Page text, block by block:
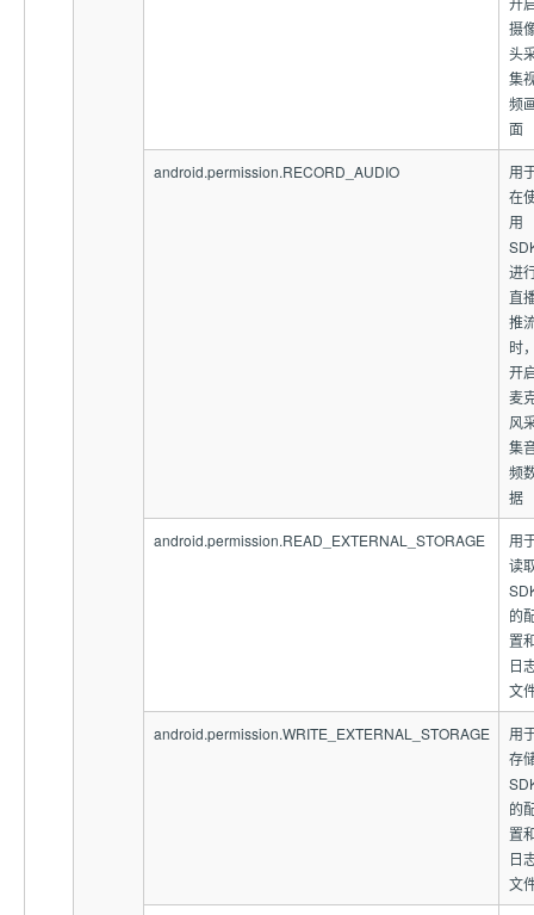
摄
头
集
频
面
android.permission.RECORD_AUDIO
用
在
用
进
直
推
时
开
麦
风
集
频
据
android.permission.READ_EXTERNAL_STORAGE
用
读
的
置
日
文
android.permission.WRITE_EXTERNAL_STORAGE
用
存
的
置
日
文